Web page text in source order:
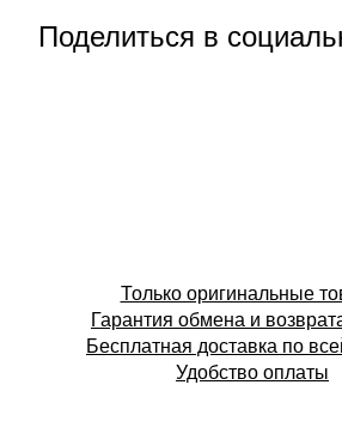
Поделиться в
Только оригинальные
Гарантия обмена и
Бесплатная доставка по
Удобство оплаты